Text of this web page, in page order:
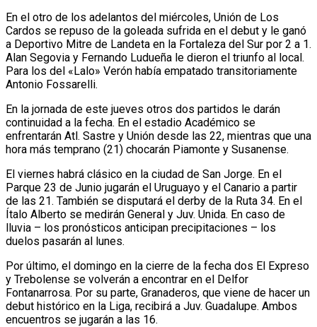
En el otro de los adelantos del miércoles, Unión de Los
Cardos se repuso de la goleada sufrida en el debut y le ganó
a Deportivo Mitre de Landeta en la Fortaleza del Sur por 2 a 1.
Alan Segovia y Fernando Ludueña le dieron el triunfo al local.
Para los del «Lalo» Verón había empatado transitoriamente
Antonio Fossarelli.
En la jornada de este jueves otros dos partidos le darán
continuidad a la fecha. En el estadio Académico se
enfrentarán Atl. Sastre y Unión desde las 22, mientras que una
hora más temprano (21) chocarán Piamonte y Susanense.
El viernes habrá clásico en la ciudad de San Jorge. En el
Parque 23 de Junio jugarán el Uruguayo y el Canario a partir
de las 21. También se disputará el derby de la Ruta 34. En el
Ítalo Alberto se medirán General y Juv. Unida. En caso de
lluvia – los pronósticos anticipan precipitaciones – los
duelos pasarán al lunes.
Por último, el domingo en la cierre de la fecha dos El Expreso
y Trebolense se volverán a encontrar en el Delfor
Fontanarrosa. Por su parte, Granaderos, que viene de hacer un
debut histórico en la Liga, recibirá a Juv. Guadalupe. Ambos
encuentros se jugarán a las 16.